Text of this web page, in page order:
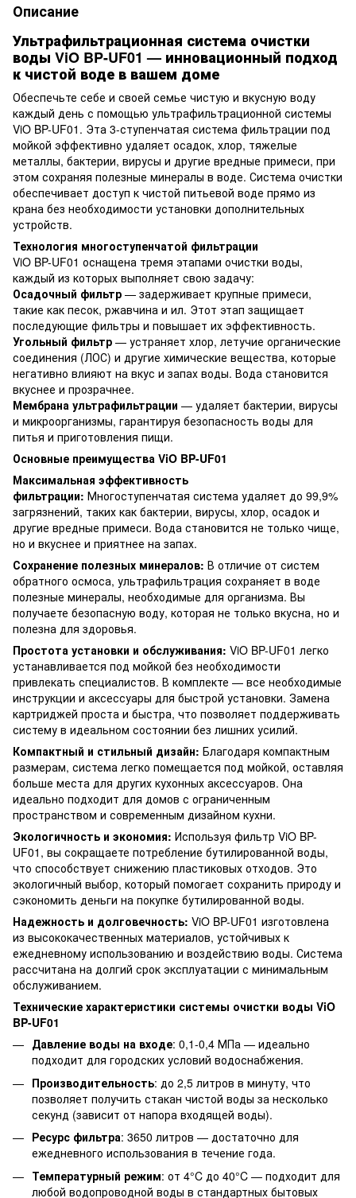
Описание
Ультрафильтрационная система очистки
воды ViO BP-UF01 — инновационный подход
к чистой воде в вашем доме
Обеспечьте себе и своей семье чистую и вкусную воду
каждый день с помощью ультрафильтрационной системы
ViO BP-UF01. Эта 3-ступенчатая система фильтрации под
мойкой эффективно удаляет осадок, хлор, тяжелые
металлы, бактерии, вирусы и другие вредные примеси, при
этом сохраняя полезные минералы в воде. Система очистки
обеспечивает доступ к чистой питьевой воде прямо из
крана без необходимости установки дополнительных
устройств.
Технология многоступенчатой фильтрации
ViO BP-UF01 оснащена тремя этапами очистки воды,
каждый из которых выполняет свою задачу:
Осадочный фильтр — задерживает крупные примеси,
такие как песок, ржавчина и ил. Этот этап защищает
последующие фильтры и повышает их эффективность.
Угольный фильтр — устраняет хлор, летучие органические
соединения (ЛОС) и другие химические вещества, которые
негативно влияют на вкус и запах воды. Вода становится
вкуснее и прозрачнее.
Мембрана ультрафильтрации — удаляет бактерии, вирусы
и микроорганизмы, гарантируя безопасность воды для
питья и приготовления пищи.
Основные преимущества ViO BP-UF01
Максимальная эффективность
фильтрации: Многоступенчатая система удаляет до 99,9%
загрязнений, таких как бактерии, вирусы, хлор, осадок и
другие вредные примеси. Вода становится не только чище,
но и вкуснее и приятнее на запах.
Сохранение полезных минералов: В отличие от систем
обратного осмоса, ультрафильтрация сохраняет в воде
полезные минералы, необходимые для организма. Вы
получаете безопасную воду, которая не только вкусна, но и
полезна для здоровья.
Простота установки и обслуживания: ViO BP-UF01 легко
устанавливается под мойкой без необходимости
привлекать специалистов. В комплекте — все необходимые
инструкции и аксессуары для быстрой установки. Замена
картриджей проста и быстра, что позволяет поддерживать
систему в идеальном состоянии без лишних усилий.
Компактный и стильный дизайн: Благодаря компактным
размерам, система легко помещается под мойкой, оставляя
больше места для других кухонных аксессуаров. Она
идеально подходит для домов с ограниченным
пространством и современным дизайном кухни.
Экологичность и экономия: Используя фильтр ViO BP-
UF01, вы сокращаете потребление бутилированной воды,
что способствует снижению пластиковых отходов. Это
экологичный выбор, который помогает сохранить природу и
сэкономить деньги на покупке бутилированной воды.
Надежность и долговечность: ViO BP-UF01 изготовлена
из высококачественных материалов, устойчивых к
ежедневному использованию и воздействию воды. Система
рассчитана на долгий срок эксплуатации с минимальным
обслуживанием.
Технические характеристики системы очистки воды ViO
BP-UF01
Давление воды на входе: 0,1-0,4 МПа — идеально
подходит для городских условий водоснабжения.
Производительность: до 2,5 литров в минуту, что
позволяет получить стакан чистой воды за несколько
секунд (зависит от напора входящей воды).
Ресурс фильтра: 3650 литров — достаточно для
ежедневного использования в течение года.
Температурный режим: от 4°C до 40°C — подходит для
любой водопроводной воды в стандартных бытовых